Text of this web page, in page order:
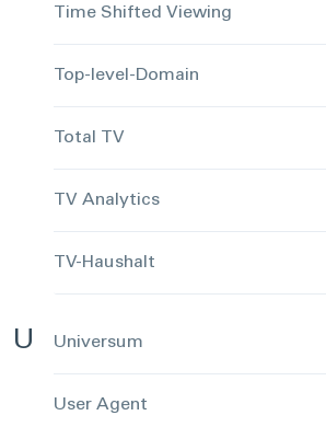
Time Shifted Viewing
Top-level-Domain
Total TV
TV Analytics
TV-Haushalt
U Universum
User Agent